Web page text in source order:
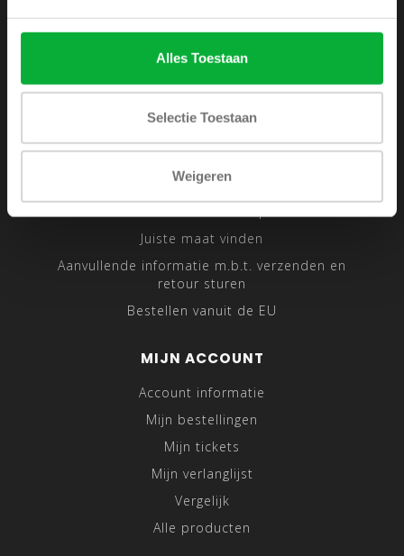
Alles Toestaan
Selectie Toestaan
Weigeren
Disclaimer
Privacy Policy
Sitemap
Traveling Tailor
Juiste maat vinden
Aanvullende informatie m.b.t. verzenden en
retour sturen
Bestellen vanuit de EU
MIJN ACCOUNT
Account informatie
Mijn bestellingen
Mijn tickets
Mijn verlanglijst
Vergelijk
Alle producten